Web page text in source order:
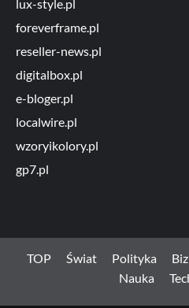
lux-style.pl
foreverframe.pl
reseller-news.pl
digitalbox.pl
e-bloger.pl
localwire.pl
wzoryikolory.pl
gp7.pl
TOP Świat Polityka
Nauka